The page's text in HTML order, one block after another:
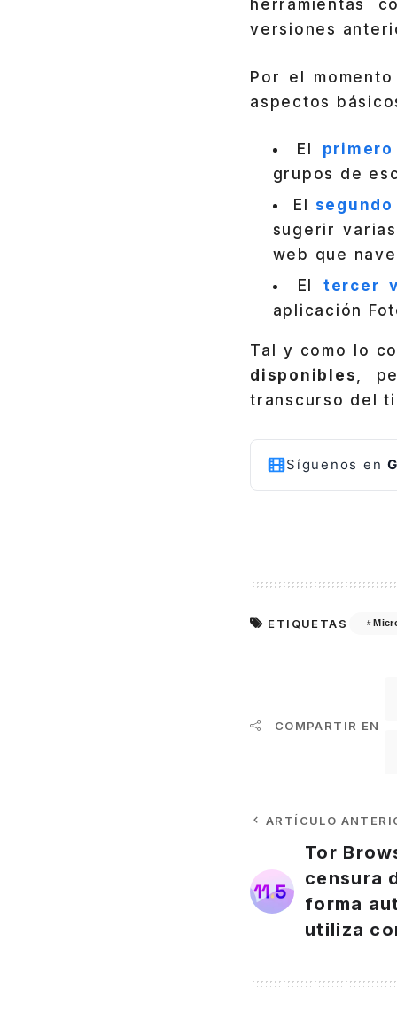
herramientas
versiones
Por el
aspectos
El primero
grupos de
El
sugerir
web que
El tercer
aplicación
Tal y como lo
disponibles
,
transcurso del
Síguenos en
ETIQUETAS
COMPARTIR EN
ARTÍCULO
Tor
censura
forma
utiliza